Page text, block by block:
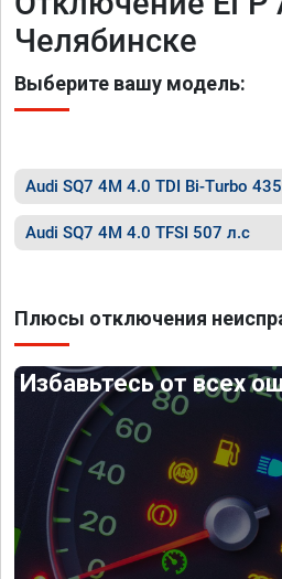
Челябинске
Выберите вашу модель:
Audi SQ7 4M 4.0 TDI Bi-Turbo
Audi SQ7 4M 4.0 TFSI 507 л.с
Плюсы отключения
Избавьтесь от всех